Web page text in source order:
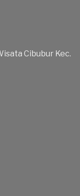
Cibubur Kec.